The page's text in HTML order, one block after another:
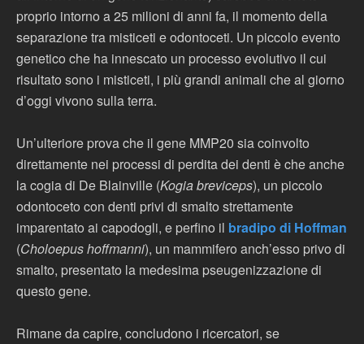
proprio intorno a 25 milioni di anni fa, il momento della
separazione tra misticeti e odontoceti. Un piccolo evento
genetico che ha innescato un processo evolutivo il cui
risultato sono i misticeti, i più grandi animali che al giorno
d’oggi vivono sulla terra.
Un’ulteriore prova che il gene MMP20 sia coinvolto
direttamente nei processi di perdita dei denti è che anche
la cogia di De Blainville (Kogia breviceps), un piccolo
odontoceto con denti privi di smalto strettamente
imparentato ai capodogli, e perfino il bradipo di Hoffman
(Choloepus hoffmanni), un mammifero anch’esso privo di
smalto, presentato la medesima pseugenizzazione di
questo gene.
Rimane da capire, concludono i ricercatori, se